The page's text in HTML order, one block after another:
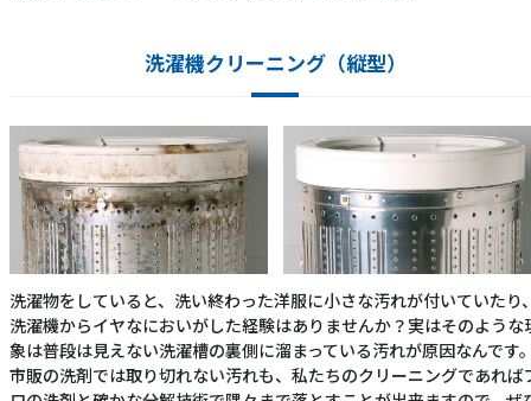
洗濯機クリーニング（縦型）
洗濯物をしていると、洗い終わった洋服に小さな汚れが付いていたり
洗濯機からイヤなにおいがした経験はありませんか？実はそのような
象は普段は見えない洗濯槽の裏側に溜まっている汚れが原因なんです
市販の洗剤では取り切れない汚れも、私たちのクリーニングであれば